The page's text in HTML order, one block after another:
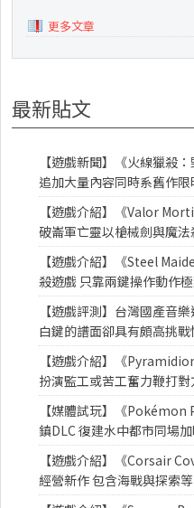
更多文章
最新貼文
【遊戲新聞】《火線獵殺
追加大量內容同時系舊作
【遊戲介紹】《Valor
破崙軍亡靈以槍械劍與魔法
【遊戲介紹】《Steel
殺遊戲 只靠兩鍵操作動作
【遊戲評測】台灣國產音
白鍵的譜面卻具有頗高挑戰
【遊戲介紹】《
扮演監工或苦工奮力鞭打
【媒體試玩】《
鎮DLC 復建水中都市同場
【遊戲介紹】《Corsair
經營新作 包含海戰與探索